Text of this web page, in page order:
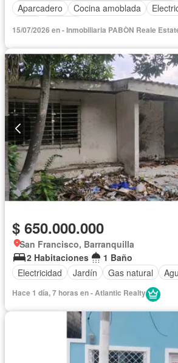
Aparcadero
Cocina amoblada
15/07/2026 en - Inmobiliaria PABÒN Reale
$ 650.000.000
San Francisco, Barranquilla
2 Habitaciones
1 Baño
Electricidad
Jardín Gas natural
Hace 1 día, 7 horas en - Atlantic Realty